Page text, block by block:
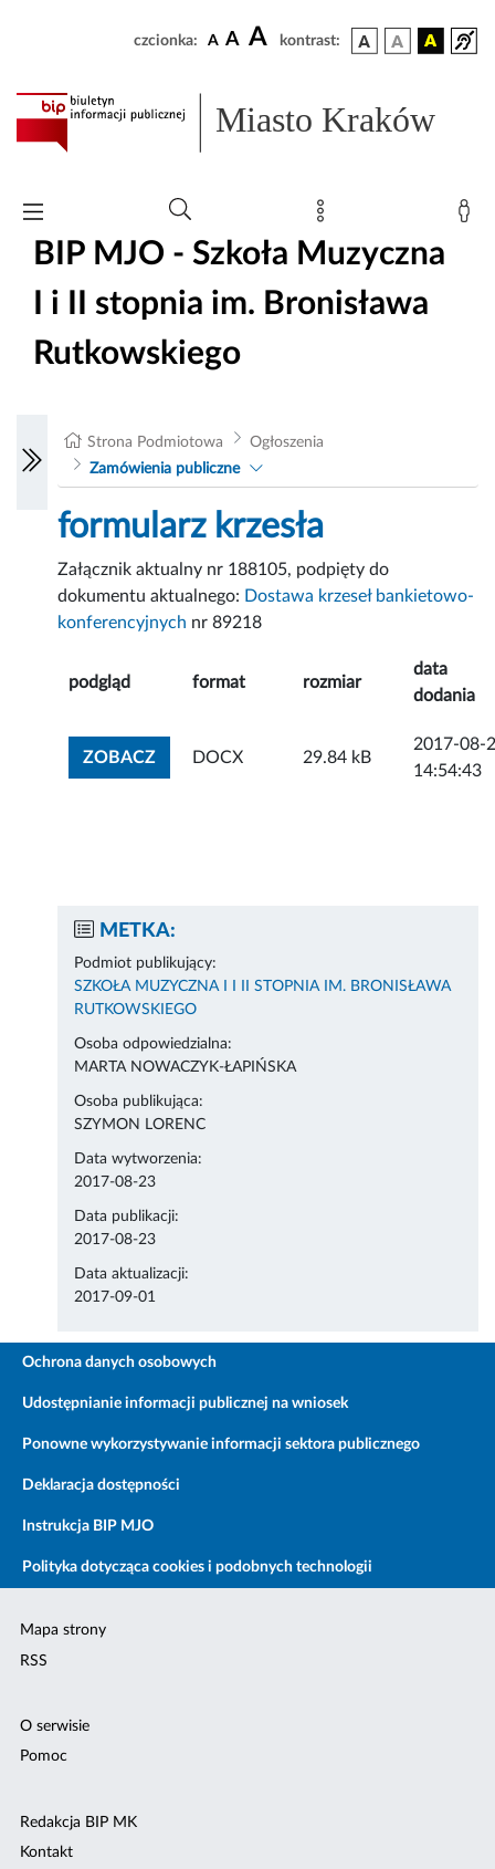
czcionka: A A A kontrast:
Miasto Kraków
BIP MJO - Szkoła Muzyczna
I i II stopnia im. Bronisława
Rutkowskiego
Strona Podmiotowa
Ogłoszenia
Zamówienia publiczne
formularz krzesła
Załącznik aktualny nr 188105, podpięty do
dokumentu aktualnego: Dostawa krzeseł bankietowo-
konferencyjnych nr 89218
podgląd format rozmiar
data
dodania
ZOBACZZOBACZ ZAŁĄCZNIK
DOCX 29.84 kB
2017-08-
14:54:43
METKA:
Podmiot publikujący:
SZKOŁA MUZYCZNA I I II STOPNIA IM. BRONISŁAWA
RUTKOWSKIEGO
Osoba odpowiedzialna:
MARTA NOWACZYK-ŁAPIŃSKA
Osoba publikująca:
SZYMON LORENC
Data wytworzenia:
2017-08-23
Data publikacji:
2017-08-23
Data aktualizacji:
2017-09-01
Ochrona danych osobowych
Udostępnianie informacji publicznej na wniosek
Ponowne wykorzystywanie informacji sektora publicznego
Deklaracja dostępności
Instrukcja BIP MJO
Polityka dotycząca cookies i podobnych technologii
Mapa strony
RSS
O serwisie
Pomoc
Redakcja BIP MK
Kontakt